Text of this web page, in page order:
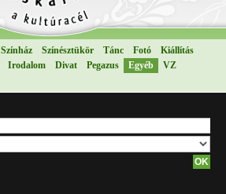
Színház Színésztükör Tánc Fotó
Kiállítás
Irodalom Divat Pegazus Egyéb
VZ